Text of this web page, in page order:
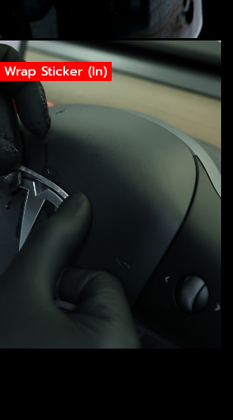
Wrap Sticker (In)